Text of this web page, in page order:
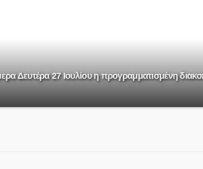
Δευτέρα 27 Ιουλίου η προγραμματισμένη